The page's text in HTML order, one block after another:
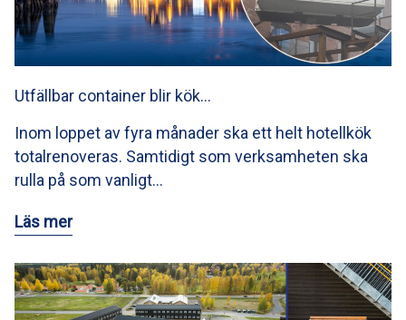
Utfällbar container blir kök…
Inom loppet av fyra månader ska ett helt hotellkök
totalrenoveras. Samtidigt som verksamheten ska
rulla på som vanligt…
Läs mer